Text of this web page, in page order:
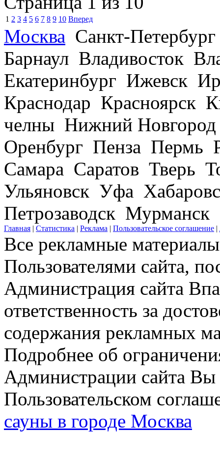
1 2 3 4 5 6 7 8 9 10 Вперед
Москва Санкт-
Барнаул Владивосток
Екатеринбург Ижевск
Краснодар Красноярск
челны Нижний
Оренбург Пенза Пермь
Самара Саратов Тверь
Ульяновск Уфа
Петрозаводск Мурманск
Главная | Статистика | Реклама | Пользовательское соглашение |
Все рекламные
Пользователями сайта,
Администрация сайта
ответственность за
содержания рекламных
Подробнее об
Администрации сайта Вы
Пользовательском
сауны в городе Москва